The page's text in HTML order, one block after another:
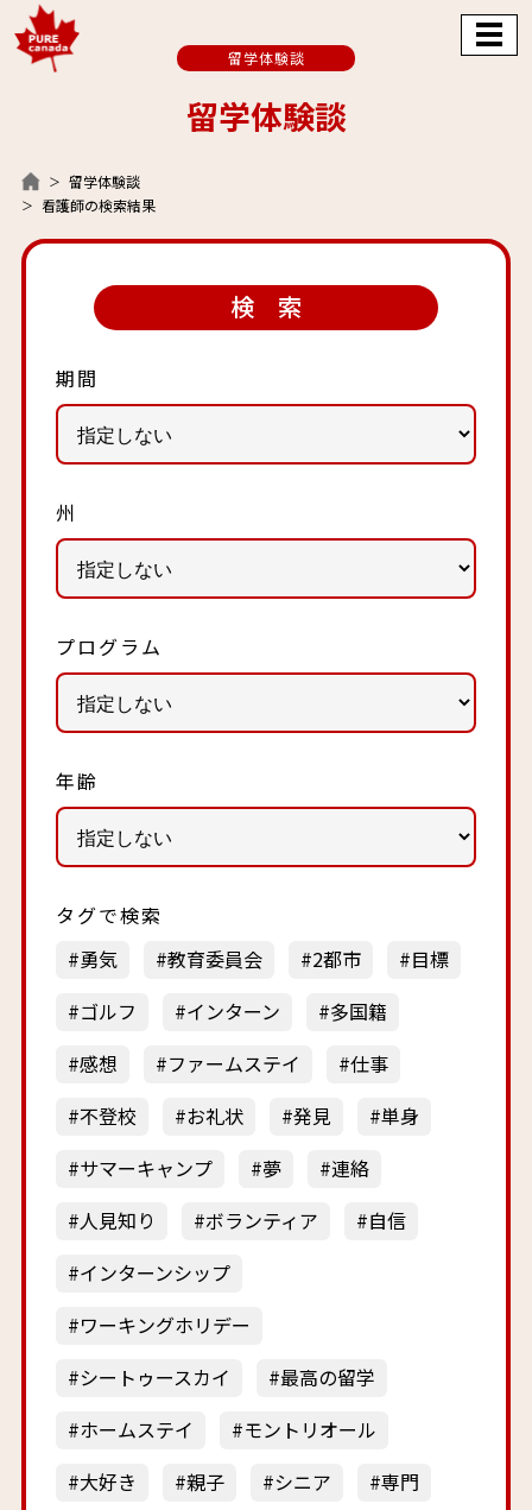
留学体験談
留学体験談
看護師の検索結果
留学体験談
検 索
期間
州
プログラム
年齢
タグで検索
勇気
教育委員会 2都市
目標
ゴルフ
インターン
多国籍
感想
ファームステイ
仕事
不登校
お礼状 発見
単身
サマーキャンプ
夢
連絡
人見知り
ボランティア
自信
インターンシップ
ワーキングホリデー
シートゥースカイ
最高の留学
ホームステイ
モントリオール
大好き
親子 シニア
専門